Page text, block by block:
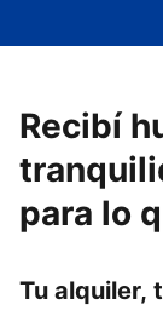
Recibí
para lo
Tu alquiler,